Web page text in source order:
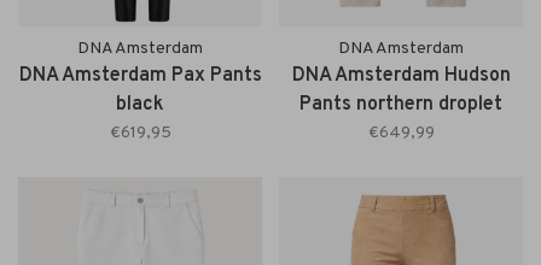
DNA Amsterdam
DNA Amsterdam Pax Pants
black
€619,95
DNA Amsterdam
DNA Amsterdam Hudson
Pants northern droplet
€649,99